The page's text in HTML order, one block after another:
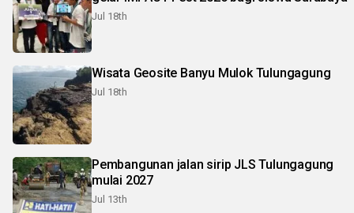
Jul 18th
Wisata Geosite Banyu Mulok Tulungagung
Jul 18th
Pembangunan jalan sirip JLS Tulungagung
mulai 2027
Jul 13th